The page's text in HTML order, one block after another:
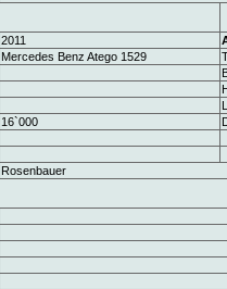
2011
Mercedes Benz Atego 1529
16`000
Rosenbauer